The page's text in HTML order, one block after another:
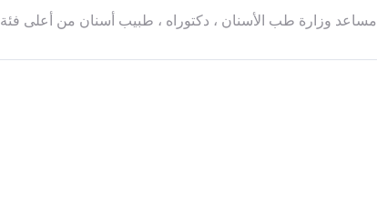
مساعد وزارة طب الأسنان ، دكتوراه ، طبيب أسنان من أعلى فئة